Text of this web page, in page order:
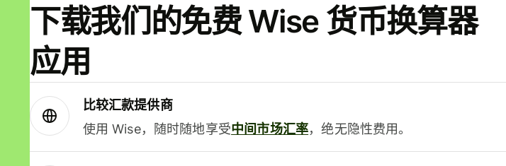
下载我们的免费 Wise 货币换算器
应用
比较汇款提供商
使用 Wise，随时随地享受中间市场汇率，绝无隐性费用。